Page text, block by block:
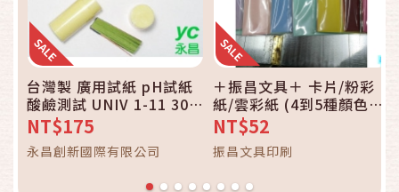
台灣製 廣用試紙 pH試紙
酸鹼測試 UNIV 1-11 300
張入 /盒
NT$175
永昌創新國際有限公司
＋振昌文具＋ 卡片/粉彩
紙/雲彩紙 (4到5種顏色一
包) 一包50張 不可挑色不
可挑款 16K大小
NT$52
振昌文具印刷